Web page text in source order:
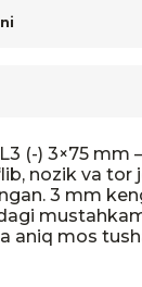
(-) 3×75 mm
nozik va tor
3 mm
aniq mos